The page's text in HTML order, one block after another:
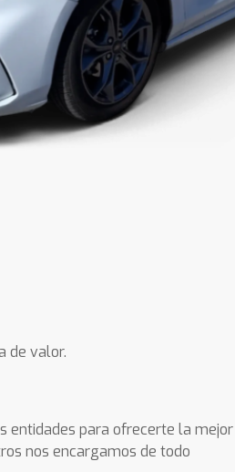
de valor.
entidades para ofrecerte la
nos encargamos de todo